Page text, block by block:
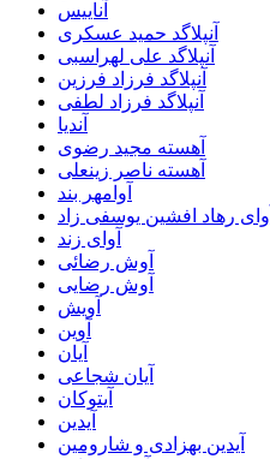
آناییس
آنپلاگد حمید عسکری
آنپلاگد علی لهراسبی
آنپلاگد فرزاد فرزین
آنپلاگد فرزاد لطفی
آندیا
آهسته مجید رضوی
آهسته ناصر زینعلی
آوامهر بند
آوای رهاد افشین یوسفی زاد
آوای زند
آوش رضائی
آوش رضایی
آویش
آوین
آیان
آیان شجاعی
آیتوکان
آیدین
آیدین بهزادی و شارومین